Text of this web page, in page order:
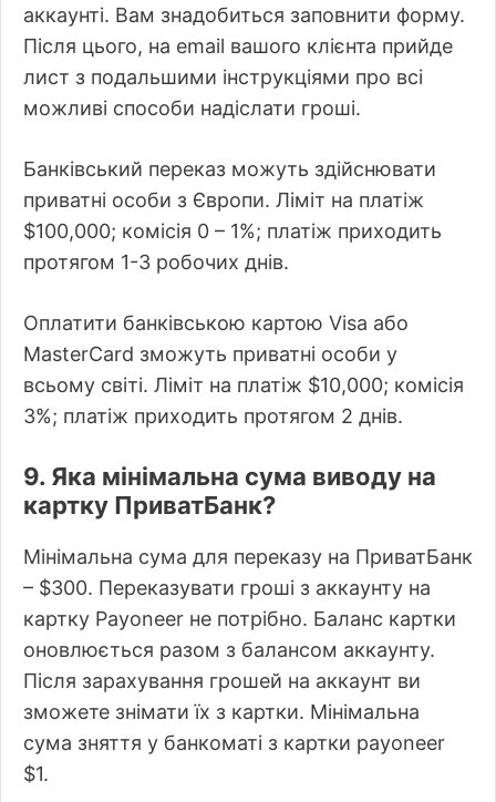
аккаунті. Вам знадобиться заповнити форму.
Після цього, на email вашого клієнта прийде
лист з подальшими інструкціями про всі
можливі способи надіслати гроші.
Банківський переказ можуть здійснювати
приватні особи з Європи. Ліміт на платіж
$100,000; комісія 0 – 1%; платіж приходить
протягом 1-3 робочих днів.
Оплатити банківською картою Visa або
MasterCard зможуть приватні особи у
всьому світі. Ліміт на платіж $10,000; комісія
3%; платіж приходить протягом 2 днів.
9. Яка мінімальна сума виводу на
картку ПриватБанк?
Мінімальна сума для переказу на ПриватБанк
– $300. Переказувати гроші з аккаунту на
картку Payoneer не потрібно. Баланс картки
оновлюється разом з балансом аккаунту.
Після зарахування грошей на аккаунт ви
зможете знімати їх з картки. Мінімальна
сума зняття у банкоматі з картки payoneer
$1.